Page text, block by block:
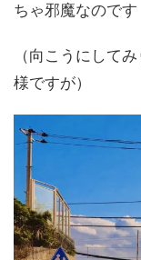
ちゃ邪魔なのです
（向こうにして
様ですが）